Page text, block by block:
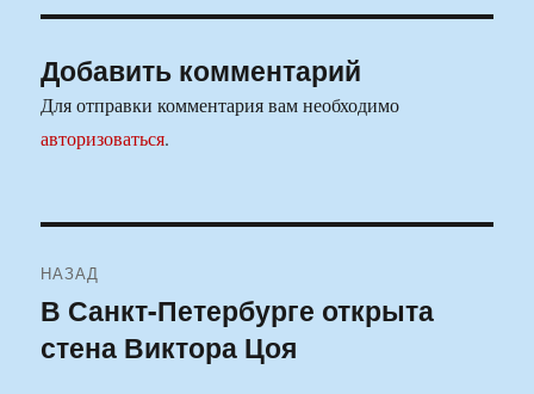
Добавить комментарий
Для отправки комментария вам необходимо
авторизоваться.
по
записям
НАЗАД
Предыдущая
запись:
В Санкт-Петербурге открыта
стена Виктора Цоя